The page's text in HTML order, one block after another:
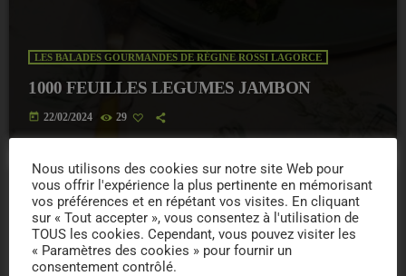
LES BALADES GOURMANDES DE RÉGINE ROSSI LAGORCE
1000 FEUILLES LEGUMES JAMBON
today 22/02/2024 29
insert_link
Nous utilisons des cookies sur notre site Web pour
vous offrir l'expérience la plus pertinente en mémorisant
vos préférences et en répétant vos visites. En cliquant
sur « Tout accepter », vous consentez à l'utilisation de
TOUS les cookies. Cependant, vous pouvez visiter les
« Paramètres des cookies » pour fournir un
consentement contrôlé.